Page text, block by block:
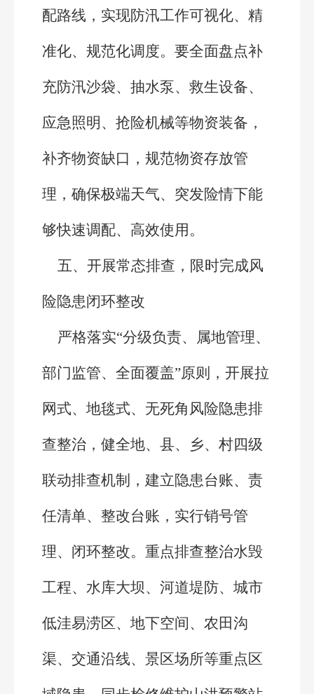
配路线，实现防汛工作可视化、精
准化、规范化调度。要全面盘点补
充防汛沙袋、抽水泵、救生设备、
应急照明、抢险机械等物资装备，
补齐物资缺口，规范物资存放管
理，确保极端天气、突发险情下能
够快速调配、高效使用。
五、开展常态排查，限时完成风
险隐患闭环整改
严格落实“分级负责、属地管理、
部门监管、全面覆盖”原则，开展拉
网式、地毯式、无死角风险隐患排
查整治，健全地、县、乡、村四级
联动排查机制，建立隐患台账、责
任清单、整改台账，实行销号管
理、闭环整改。重点排查整治水毁
工程、水库大坝、河道堤防、城市
低洼易涝区、地下空间、农田沟
渠、交通沿线、景区场所等重点区